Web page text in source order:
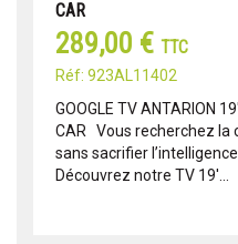
CAR
289,00 € TTC
Réf: 923AL11402
GOOGLE TV ANTARION
CAR Vous recherchez la
sans sacrifier
Découvrez notre TV 19'...